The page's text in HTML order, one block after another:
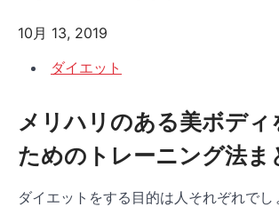
10月 13, 2019
ダイエット
メリハリのある美ボディ
ためのトレーニング法ま
ダイエットをする目的は人それぞれでし